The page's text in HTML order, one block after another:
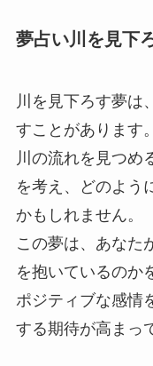
夢占い川を見下
川を見下ろす夢は
すことがあります。
川の流れを見つめ
を考え、どのよう
かもしれません。
この夢は、あなた
を抱いているのか
ポジティブな感情
する期待が高まっ